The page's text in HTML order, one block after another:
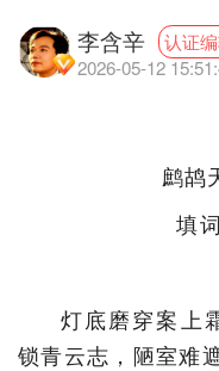
李含辛
认证
2026-05-12
鹧鸪天·
填词/李
灯底磨穿案上
锁青云志，陋室难